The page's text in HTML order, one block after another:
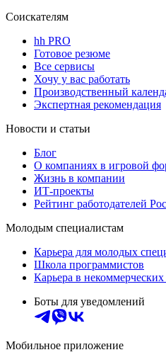
Соискателям
hh PRO
Готовое резюме
Все сервисы
Хочу у вас работать
Производственный
Экспертная рекомендация
Новости и статьи
Блог
О компаниях в игровой
Жизнь в компании
ИТ-проекты
Рейтинг работодателей
Молодым специалистам
Карьера для молодых
Школа программистов
Карьера в
Боты для уведомлений
Мобильное приложение